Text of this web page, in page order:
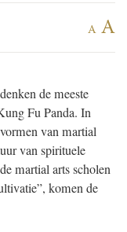
A A
de meeste
Fu Panda. In
van martial
van spirituele
martial arts scholen
komen de